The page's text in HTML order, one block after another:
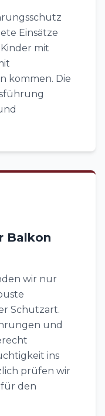
Einsätze
Kinder mit
kommen. Die
Balkon
wir nur
Schutzart.
und
ins
prüfen wir
den